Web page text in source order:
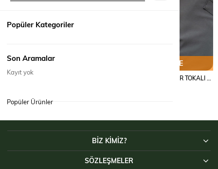
SEPETE EKLE SEPETE EKLE
BİZ KİMİZ?
SÖZLEŞMELER
Popüler Kategoriler
Son Aramalar
Kayıt yok
Popüler Ürünler